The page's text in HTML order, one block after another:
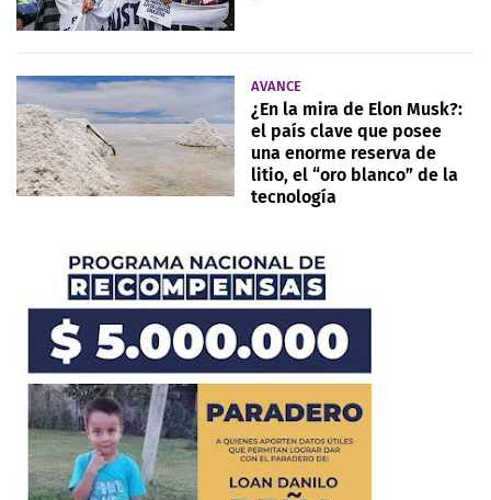
AVANCE
¿En la mira de Elon Musk?:
el país clave que posee
una enorme reserva de
litio, el “oro blanco” de la
tecnología